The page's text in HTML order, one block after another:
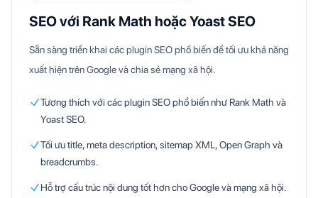
SEO với Rank Math hoặc Yoast SEO
Sẵn sàng triển khai các plugin SEO phổ biến để tối ưu khả năng
xuất hiện trên Google và chia sẻ mạng xã hội.
Tương thích với các plugin SEO phổ biến như Rank Math và
Yoast SEO.
Tối ưu title, meta description, sitemap XML, Open Graph và
breadcrumbs.
Hỗ trợ cấu trúc nội dung tốt hơn cho Google và mạng xã hội.